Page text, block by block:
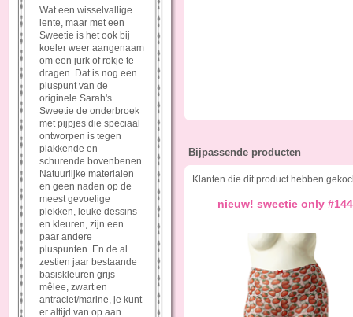
Wat een wisselvallige
lente, maar met een
Sweetie is het ook bij
koeler weer aangenaam
om een jurk of rokje te
dragen. Dat is nog een
pluspunt van de
originele Sarah's
Sweetie de onderbroek
met pijpjes die speciaal
ontworpen is tegen
plakkende en
schurende bovenbenen.
Natuurlijke materialen
en geen naden op de
meest gevoelige
plekken, leuke dessins
en kleuren, zijn een
paar andere
pluspunten. En de al
zestien jaar bestaande
basiskleuren grijs
mêlee, zwart en
antraciet/marine, je kunt
er altijd van op aan.
Bijpassende producten
Klanten die dit product hebben
nieuw! sweetie only #144